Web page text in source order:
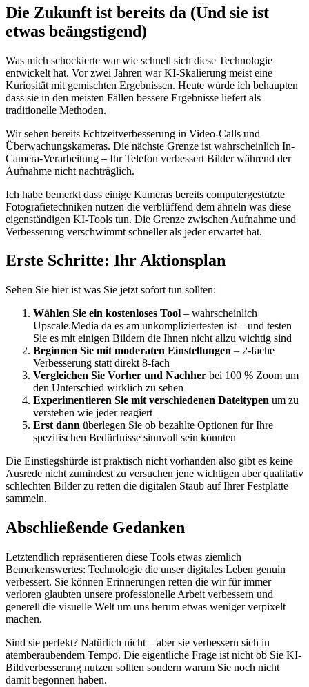
Die Zukunft ist bereits da (Und sie ist
etwas beängstigend)
Was mich schockierte war wie schnell sich diese Technologie
entwickelt hat. Vor zwei Jahren war KI-Skalierung meist eine
Kuriosität mit gemischten Ergebnissen. Heute würde ich behaupten
dass sie in den meisten Fällen bessere Ergebnisse liefert als
traditionelle Methoden.
Wir sehen bereits Echtzeitverbesserung in Video-Calls und
Überwachungskameras. Die nächste Grenze ist wahrscheinlich In-
Camera-Verarbeitung – Ihr Telefon verbessert Bilder während der
Aufnahme nicht nachträglich.
Ich habe bemerkt dass einige Kameras bereits computergestützte
Fotografietechniken nutzen die verblüffend dem ähneln was diese
eigenständigen KI-Tools tun. Die Grenze zwischen Aufnahme und
Verbesserung verschwimmt schneller als jeder erwartet hat.
Erste Schritte: Ihr Aktionsplan
Sehen Sie hier ist was Sie jetzt sofort tun sollten:
Wählen Sie ein kostenloses Tool – wahrscheinlich
Upscale.Media da es am unkompliziertesten ist – und testen
Sie es mit einigen Bildern die Ihnen nicht allzu wichtig sind
Beginnen Sie mit moderaten Einstellungen – 2-fache
Verbesserung statt direkt 8-fach
Vergleichen Sie Vorher und Nachher bei 100 % Zoom um
den Unterschied wirklich zu sehen
Experimentieren Sie mit verschiedenen Dateitypen um zu
verstehen wie jeder reagiert
Erst dann überlegen Sie ob bezahlte Optionen für Ihre
spezifischen Bedürfnisse sinnvoll sein könnten
Die Einstiegshürde ist praktisch nicht vorhanden also gibt es keine
Ausrede nicht zumindest zu versuchen jene wichtigen aber qualitativ
schlechten Bilder zu retten die digitalen Staub auf Ihrer Festplatte
sammeln.
Abschließende Gedanken
Letztendlich repräsentieren diese Tools etwas ziemlich
Bemerkenswertes: Technologie die unser digitales Leben genuin
verbessert. Sie können Erinnerungen retten die wir für immer
verloren glaubten unsere professionelle Arbeit verbessern und
generell die visuelle Welt um uns herum etwas weniger verpixelt
machen.
Sind sie perfekt? Natürlich nicht – aber sie verbessern sich in
atemberaubendem Tempo. Die eigentliche Frage ist nicht ob Sie KI-
Bildverbesserung nutzen sollten sondern warum Sie noch nicht
damit begonnen haben.